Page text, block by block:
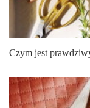
Czym jest